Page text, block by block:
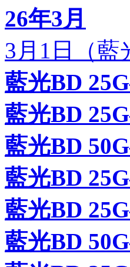
26年3月
3月1日（藍
藍光BD
藍光BD
藍光BD
藍光BD
藍光BD
藍光BD